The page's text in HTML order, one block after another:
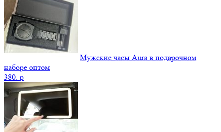
Мужские часы Aura в подарочном
наборе оптом
380. p